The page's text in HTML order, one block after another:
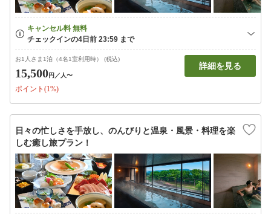
お1人さま1泊（4名1室利用時） (税込)
15,500円 ／人〜
ポイント(1%)
詳細を見る
日々の忙しさを手放し、のんびりと温泉・風景・料理を楽
しむ癒し旅プラン！